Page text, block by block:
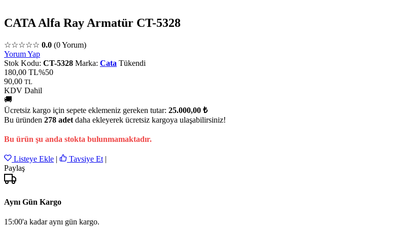
CATA Alfa Ray Armatür CT-5328
☆☆☆☆☆ 0.0 (0 Yorum)
Yorum Yap
Stok Kodu: CT-5328 Marka: Cata Tükendi
180,00 TL%50
90,00 TL
KDV Dahil
🚚
Ücretsiz kargo için sepete eklemeniz gereken tutar: 25.000,00 ₺
Bu üründen 278 adet daha ekleyerek ücretsiz kargoya ulaşabilirsiniz!
Bu ürün şu anda stokta bulunmamaktadır.
Listeye Ekle | Tavsiye Et |
Paylaş
Aynı Gün Kargo
15:00'a kadar aynı gün kargo.